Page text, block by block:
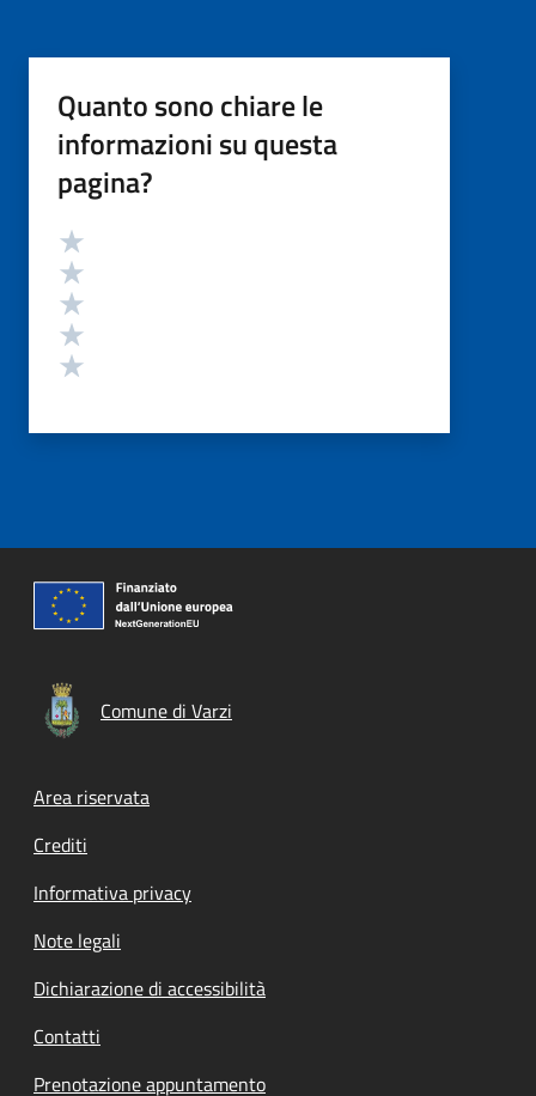
Quanto sono chiare le
informazioni su questa
pagina?
Valutazione
Comune di Varzi
Footer menu
Area riservata
Crediti
Informativa privacy
Note legali
Dichiarazione di accessibilità
Contatti
Prenotazione appuntamento